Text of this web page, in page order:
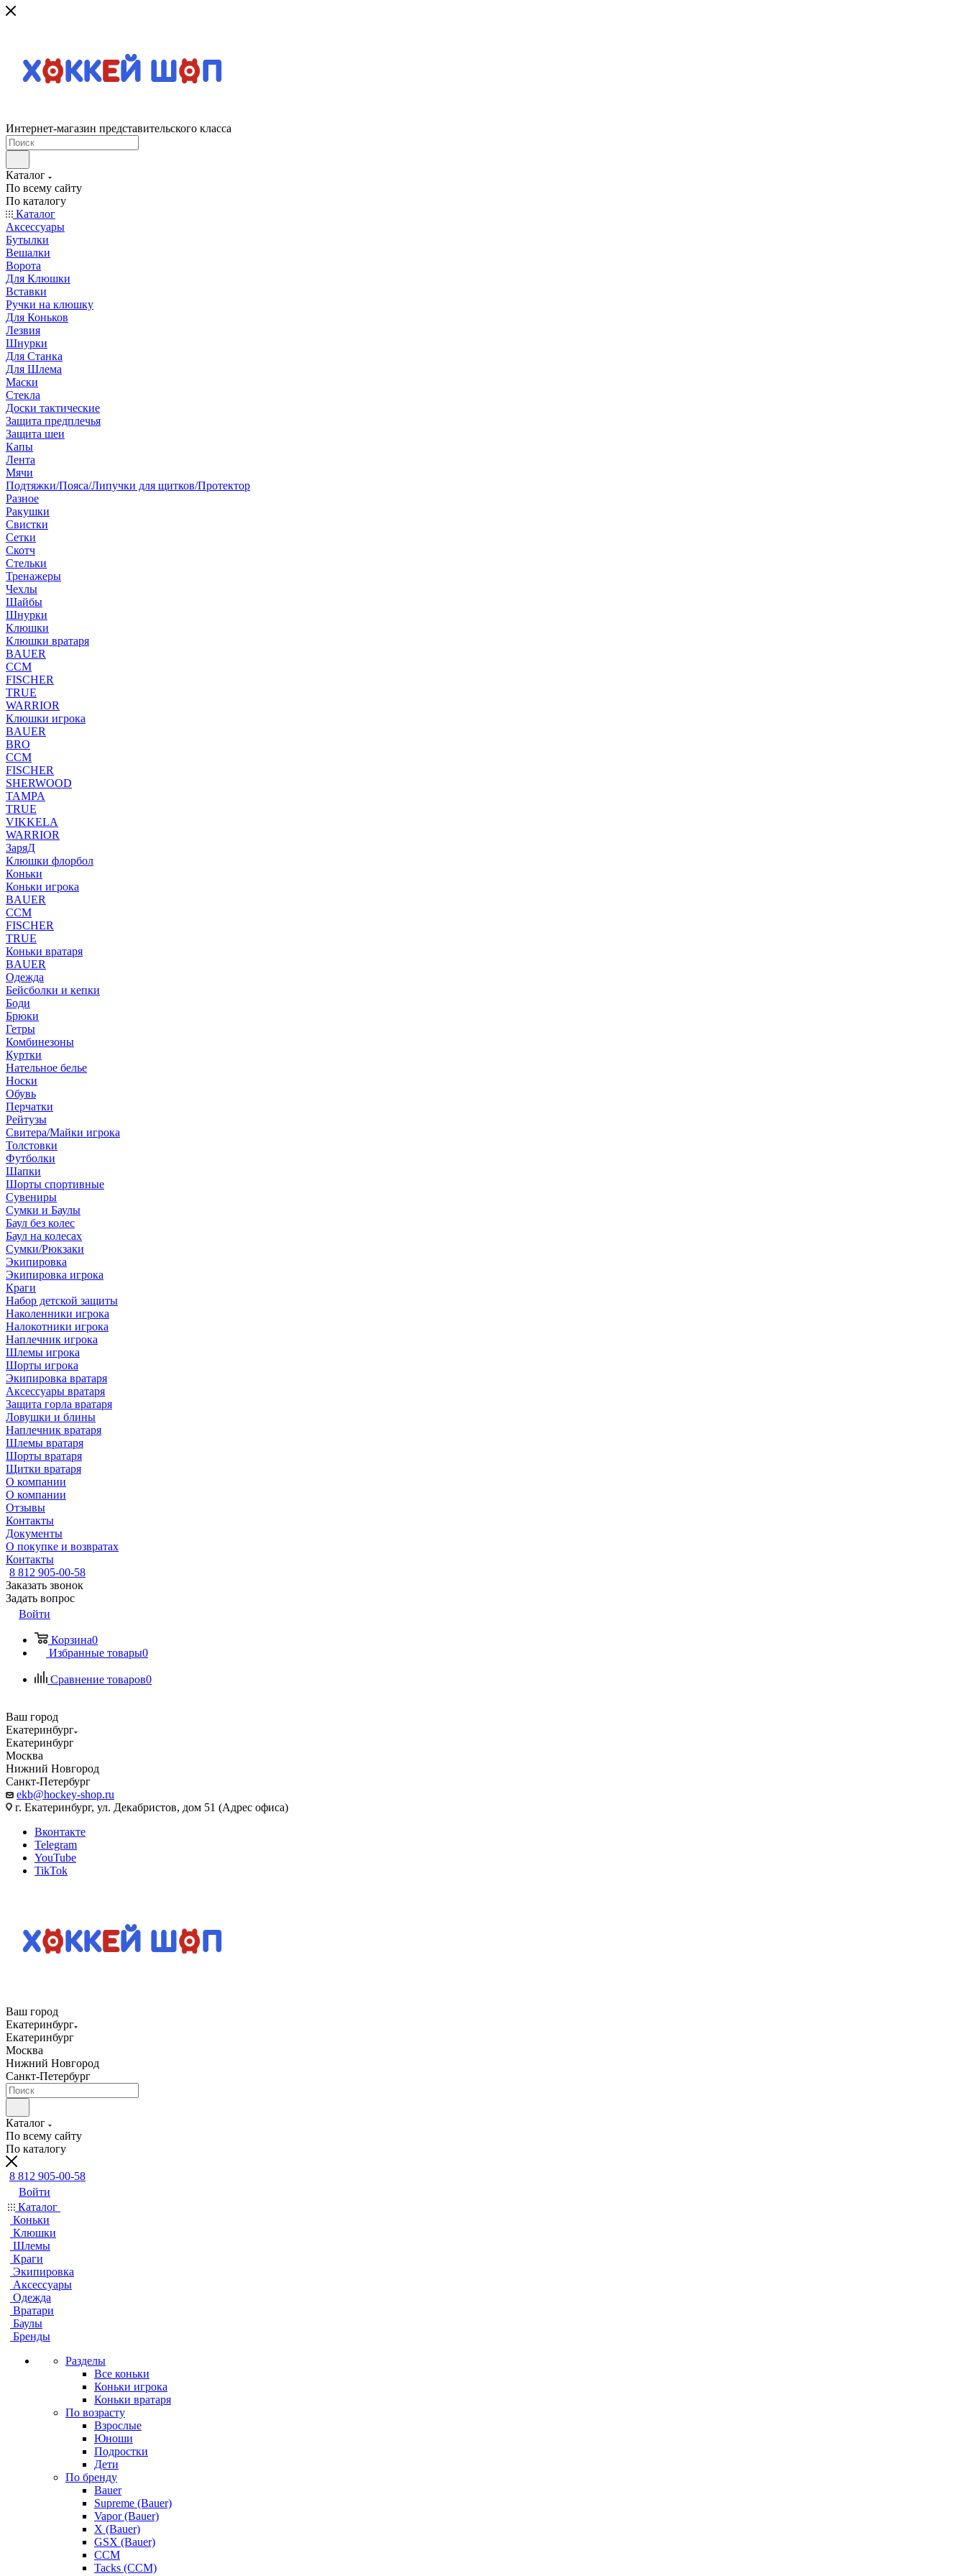
Интернет-магазин представительского класса
Каталог
По всему сайту
По каталогу
Каталог
Аксессуары
Бутылки
Вешалки
Ворота
Для Клюшки
Вставки
Ручки на клюшку
Для Коньков
Лезвия
Шнурки
Для Станка
Для Шлема
Маски
Стекла
Доски тактические
Защита предплечья
Защита шеи
Капы
Лента
Мячи
Подтяжки/Пояса/Липучки для щитков/Протектор
Разное
Ракушки
Свистки
Сетки
Скотч
Стельки
Тренажеры
Чехлы
Шайбы
Шнурки
Клюшки
Клюшки вратаря
BAUER
CCM
FISCHER
TRUE
WARRIOR
Клюшки игрока
BAUER
BRO
CCM
FISCHER
SHERWOOD
TAMPA
TRUE
VIKKELA
WARRIOR
ЗаряД
Клюшки флорбол
Коньки
Коньки игрока
BAUER
CCM
FISCHER
TRUE
Коньки вратаря
BAUER
Одежда
Бейсболки и кепки
Боди
Брюки
Гетры
Комбинезоны
Куртки
Нательное белье
Носки
Обувь
Перчатки
Рейтузы
Свитера/Майки игрока
Толстовки
Футболки
Шапки
Шорты спортивные
Сувениры
Сумки и Баулы
Баул без колес
Баул на колесах
Сумки/Рюкзаки
Экипировка
Экипировка игрока
Краги
Набор детской защиты
Наколенники игрока
Налокотники игрока
Наплечник игрока
Шлемы игрока
Шорты игрока
Экипировка вратаря
Аксессуары вратаря
Защита горла вратаря
Ловушки и блины
Наплечник вратаря
Шлемы вратаря
Шорты вратаря
Щитки вратаря
О компании
О компании
Отзывы
Контакты
Документы
О покупке и возвратах
Контакты
8 812 905-00-58
Заказать звонок
Задать вопрос
Войти
Корзина0
Избранные товары0
Сравнение товаров0
Ваш город
Екатеринбург
Екатеринбург
Москва
Нижний Новгород
Санкт-Петербург
ekb@hockey-shop.ru
г. Екатеринбург, ул. Декабристов, дом 51 (Адрес офиса)
Вконтакте
Telegram
YouTube
TikTok
Ваш город
Екатеринбург
Екатеринбург
Москва
Нижний Новгород
Санкт-Петербург
Каталог
По всему сайту
По каталогу
8 812 905-00-58
Войти
Каталог
Коньки
Клюшки
Шлемы
Краги
Экипировка
Аксессуары
Одежда
Вратари
Баулы
Бренды
Разделы
Все коньки
Коньки игрока
Коньки вратаря
По возрасту
Взрослые
Юноши
Подростки
Дети
По бренду
Bauer
Supreme (Bauer)
Vapor (Bauer)
X (Bauer)
GSX (Bauer)
CCM
Tacks (CCM)